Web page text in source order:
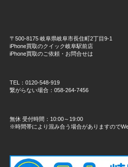
〒500-8175 岐阜県岐阜市長住町2丁目9-1
iPhone買取のクイック岐阜駅前店
iPhone買取のご依頼・お問合せは
TEL：0120-548-919
繋がらない場合：058-264-7456
無休 受付時間：10:00～19:00
※時間帯により混み合う場合がありますので